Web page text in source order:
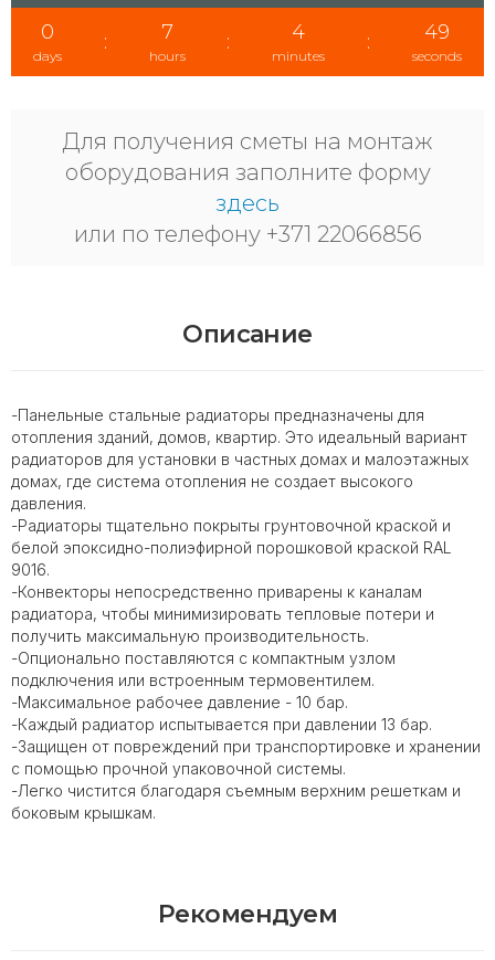
0
days
: 7
hours
: 4
minutes
: 48
seconds
Для получения сметы на монтаж
оборудования заполните форму
здесь
или по телефону +371 22066856
Описание
-Панельные стальные радиаторы предназначены для
отопления зданий, домов, квартир. Это идеальный вариант
радиаторов для установки в частных домах и малоэтажных
домах, где система отопления не создает высокого
давления.
-Радиаторы тщательно покрыты грунтовочной краской и
белой эпоксидно-полиэфирной порошковой краской RAL
9016.
-Конвекторы непосредственно приварены к каналам
радиатора, чтобы минимизировать тепловые потери и
получить максимальную производительность.
-Опционально поставляются с компактным узлом
подключения или встроенным термовентилем.
-Максимальное рабочее давление - 10 бар.
-Каждый радиатор испытывается при давлении 13 бар.
-Защищен от повреждений при транспортировке и хранении
с помощью прочной упаковочной системы.
-Легко чистится благодаря съемным верхним решеткам и
боковым крышкам.
Рекомендуем